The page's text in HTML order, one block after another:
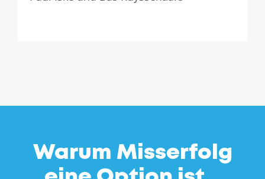
Warum Misserfolg